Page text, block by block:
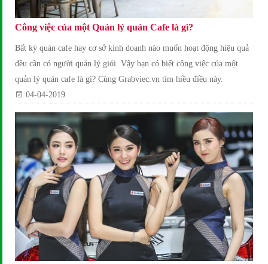
Công việc của một Quản lý quán Cafe là gì?
Bất kỳ quán cafe hay cơ sở kinh doanh nào muốn hoạt động hiệu quả
đều cần có người quản lý giỏi. Vậy bạn có biết công việc của một
quản lý quán cafe là gì? Cùng Grabviec.vn tìm hiều điều này.
04-04-2019